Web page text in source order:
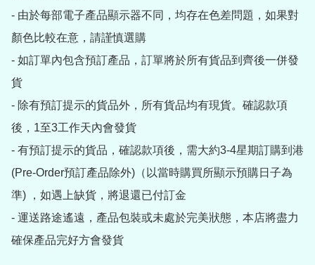
- 由於每部電子產品顯示器不同，均存在色差問題，如果對
顏色比較在意，請謹慎選購
- 如訂單內包含預訂產品，訂單將於所有貨品到齊後一併發
貨
- 除有預訂提示的貨品外，所有貨品均有現貨。確認款項
後，1至3工作天內會發貨
- 有預訂提示的貨品，確認款項後，需大約3-4星期訂購到港
(Pre-Order預訂產品除外)（以當時購買所顯示預購日子為
準) ，如遇上缺貨，將退還已付訂金
- 運送路途遙遠，產品包裝或未處於完美狀態，本店將盡力
確保產品完好方會發貨